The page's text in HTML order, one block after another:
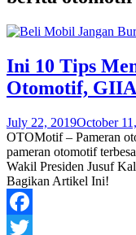
Ini 10 Tips
Otomotif,
July 22, 2019October
OTOMotif – Pameran
pameran otomotif
Wakil Presiden Jusuf
Bagikan Artikel Ini!
Facebook